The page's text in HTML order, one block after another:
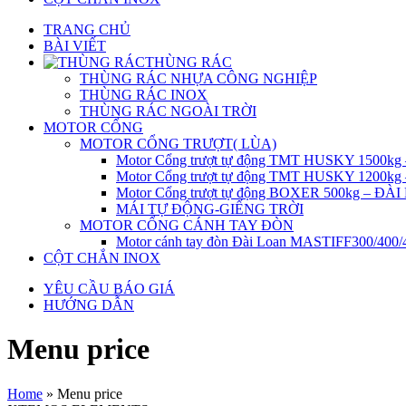
TRANG CHỦ
BÀI VIẾT
THÙNG RÁC
THÙNG RÁC NHỰA CÔNG NGHIỆP
THÙNG RÁC INOX
THÙNG RÁC NGOÀI TRỜI
MOTOR CỔNG
MOTOR CỔNG TRƯỢT( LÙA)
Motor Cổng trượt tự động TMT HUSKY
Motor Cổng trượt tự động TMT HUSKY
Motor Cổng trượt tự động BOXER 500kg –
MÁI TỰ ĐỘNG-GIẾNG TRỜI
MOTOR CỔNG CÁNH TAY ĐÒN
Motor cánh tay đòn Đài Loan MASTIFF300/400/
CỘT CHẮN INOX
YÊU CẦU BÁO GIÁ
HƯỚNG DẪN
Menu price
Home » Menu price